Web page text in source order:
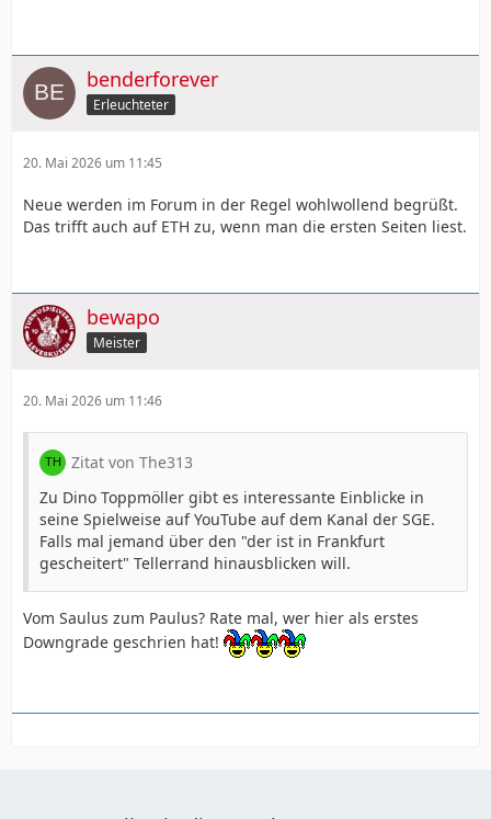
benderforever
Erleuchteter
20. Mai 2026 um 11:45
Neue werden im Forum in der Regel wohlwollend begrüßt.
Das trifft auch auf ETH zu, wenn man die ersten Seiten liest.
bewapo
Meister
20. Mai 2026 um 11:46
Zitat von The313
Zu Dino Toppmöller gibt es interessante Einblicke in
seine Spielweise auf YouTube auf dem Kanal der SGE.
Falls mal jemand über den "der ist in Frankfurt
gescheitert" Tellerrand hinausblicken will.
Vom Saulus zum Paulus? Rate mal, wer hier als erstes
Downgrade geschrien hat!